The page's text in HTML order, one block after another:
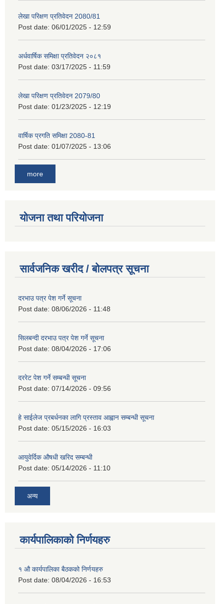
लेखा परिक्षण प्रतिवेदन 2080/81
Post date: 06/01/2025 - 12:59
अर्धवार्षिक समिक्षा प्रतिवेदन २०८१
Post date: 03/17/2025 - 11:59
लेखा परिक्षण प्रतिवेदन 2079/80
Post date: 01/23/2025 - 12:19
वार्षिक प्रगति समिक्षा 2080-81
Post date: 01/07/2025 - 13:06
more
योजना तथा परियोजना
सार्वजनिक खरीद / बोलपत्र सूचना
दरभाउ पत्र पेश गर्ने सूचना
Post date: 08/06/2026 - 11:48
सिलबन्दी दरभाउ पत्र पेश गर्ने सूचना
Post date: 08/04/2026 - 17:06
दररेट पेश गर्ने सम्बन्धी सूचना
Post date: 07/14/2026 - 09:56
हे साईलेज प्रबर्धनका लागि प्रस्ताव आह्वान सम्बन्धी सूचना
Post date: 05/15/2026 - 16:03
आयुवेर्दिक औषधी खरिद सम्बन्धी
Post date: 05/14/2026 - 11:10
अन्य
कार्यपालिकाको निर्णयहरु
१ औ कार्यपालिका बैठकको निर्णयहरु
Post date: 08/04/2026 - 16:53